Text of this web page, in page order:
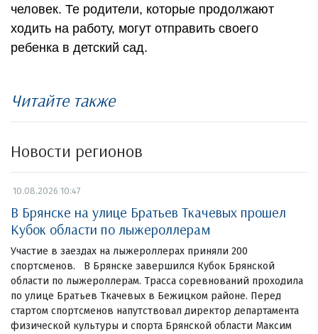
человек. Те родители, которые продолжают
ходить на работу, могут отправить своего
ребенка в детский сад.
Читайте также
Новости регионов
10.08.2026 10:47
В Брянске на улице Братьев Ткачевых прошел
Кубок области по лыжероллерам
Участие в заездах на лыжероллерах приняли 200
спортсменов. В Брянске завершился Кубок Брянской
области по лыжероллерам. Трасса соревнований проходила
по улице Братьев Ткачевых в Бежицком районе. Перед
стартом спортсменов напутствовал директор департамента
физической культуры и спорта Брянской области Максим